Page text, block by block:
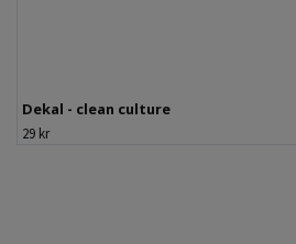
Dekal - clean culture
29 kr